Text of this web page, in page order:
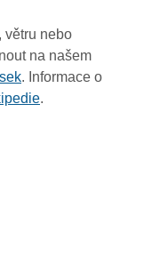
větru nebo
na našem
. Informace o
.